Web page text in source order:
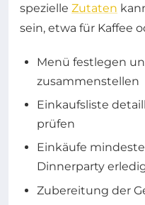
spezielle Zutaten
sein, etwa für Kaffee
Menü festlegen
zusammenstellen
Einkaufsliste
prüfen
Einkäufe
Dinnerparty
Zubereitung der